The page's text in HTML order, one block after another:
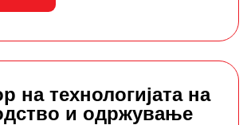
на технологијата на
и одржување